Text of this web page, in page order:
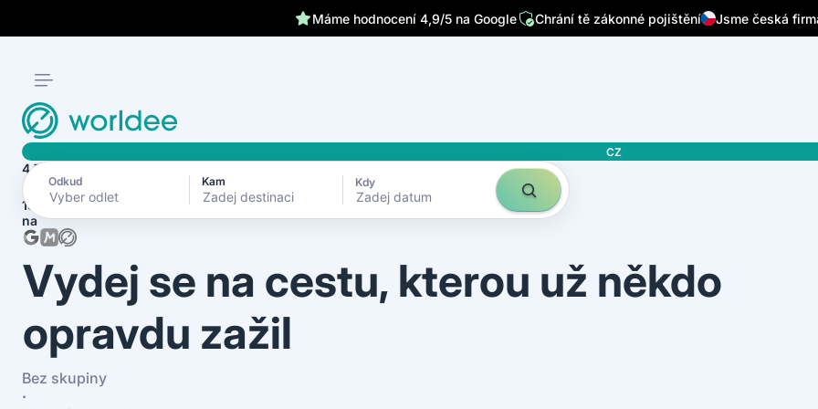
Klientům kryjeme záda 24/7 Píšou o nás přední česká média Sleduje nás 32 tisíc lidí na
CZ
Odkud Kam Kdy
Zadej datum
4.7
1870+ recenzí
na
Vydej se na cestu, kterou už někdo
opravdu zažil
Bez skupiny
·